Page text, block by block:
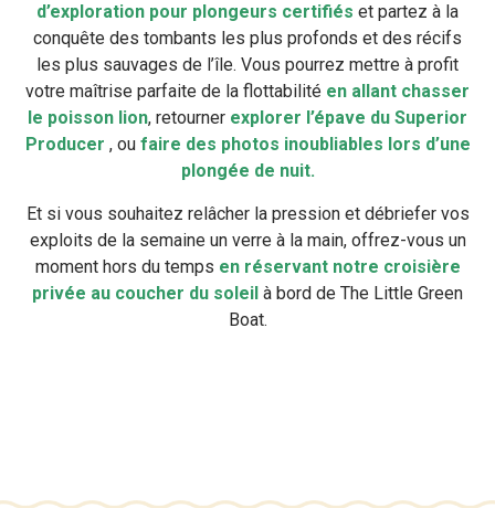
d’exploration pour plongeurs certifiés et partez à la
conquête des tombants les plus profonds et des récifs
les plus sauvages de l’île. Vous pourrez mettre à profit
votre maîtrise parfaite de la flottabilité en allant chasser
le poisson lion, retourner explorer l’épave du Superior
Producer , ou faire des photos inoubliables lors d’une
plongée de nuit.
Et si vous souhaitez relâcher la pression et débriefer vos
exploits de la semaine un verre à la main, offrez-vous un
moment hors du temps en réservant notre croisière
privée au coucher du soleil à bord de The Little Green
Boat.